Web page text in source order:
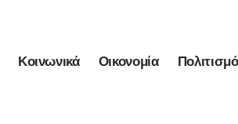
Κοινωνικά Οικονομία